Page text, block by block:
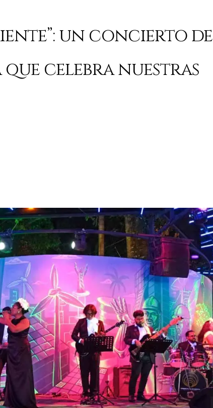
un concierto de
celebra nuestras